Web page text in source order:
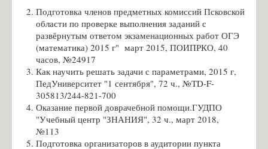
Ермолаев А.Я., учитель физики
Журавлёва А.В., учитель технологии
Егоров И.А., учитель физической культуры
Кожевникова Е.А., воспитатель ГПД
Платонова О.С, учитель математики
Косаржевская К.С., учитель информатики
Денисевич Т.А. - учитель английского и немецкого языка
Список учителей МБОУ СОШ №18
Подготовка членов предметных комиссий Псковской
области по проверке выполнения заданий с
развёрнутым ответом экзаменационных работ ОГЭ
(математика) 2015 г" март 2015, ПОИПРКО, 40
часов, №24917
Как научить решать задачи с параметрами, 2015 г,
ПедУниверситет "1 сентября", 72 ч., №TD-F-
305813/244-821-700
Оказание первой доврачебной помощи.ГУДПО
"Учебный центр "ЗНАНИЯ", 32 ч., март 2018,
№113
Подготовка организаторов в аудитории пункта